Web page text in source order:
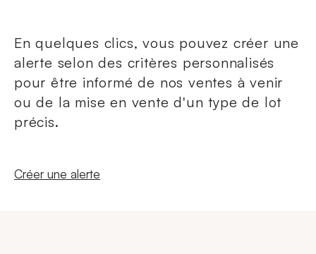
En quelques clics, vous pouvez créer une
alerte selon des critères personnalisés
pour être informé de nos ventes à venir
ou de la mise en vente d'un type de lot
précis.
Nouvelle fenêtre
Créer une alerte